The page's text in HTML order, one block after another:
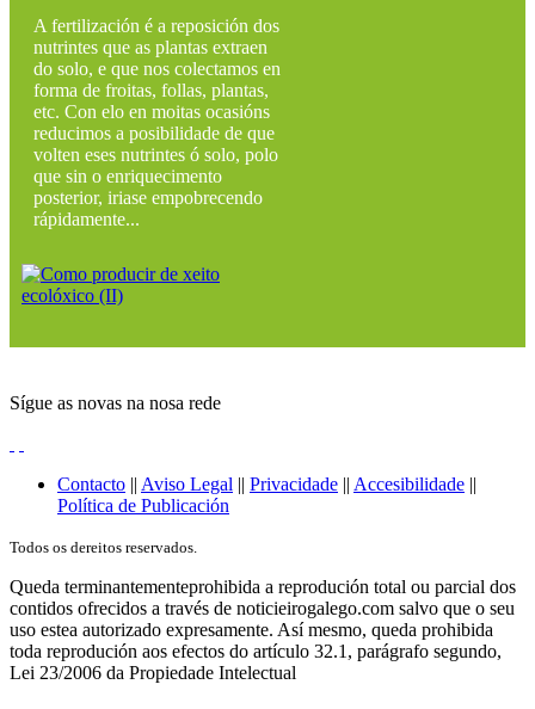
A fertilización é a reposición dos
nutrintes que as plantas extraen
do solo, e que nos colectamos en
forma de froitas, follas, plantas,
etc. Con elo en moitas ocasións
reducimos a posibilidade de que
volten eses nutrintes ó solo, polo
que sin o enriquecimento
posterior, iriase empobrecendo
rápidamente...
Sígue as novas na nosa rede
Contacto || Aviso Legal || Privacidade || Accesibilidade ||
Política de Publicación
Todos os dereitos reservados.
Queda terminantementeprohibida a reprodución total ou parcial dos
contidos ofrecidos a través de noticieirogalego.com salvo que o seu
uso estea autorizado expresamente. Así mesmo, queda prohibida
toda reprodución aos efectos do artículo 32.1, parágrafo segundo,
Lei 23/2006 da Propiedade Intelectual